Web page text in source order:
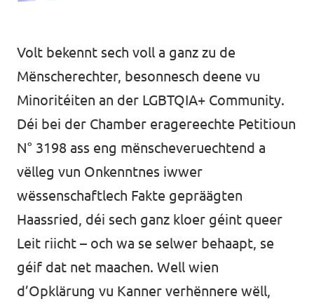
Volt bekennt sech voll a ganz zu de
Mënscherechter, besonnesch deene vu
Minoritéiten an der LGBTQIA+ Community.
Déi bei der Chamber eragereechte Petitioun
N° 3198 ass eng mënscheveruechtend a
vëlleg vun Onkenntnes iwwer
wëssenschaftlech Fakte gepräägten
Haassried, déi sech ganz kloer géint queer
Leit riicht – och wa se selwer behaapt, se
géif dat net maachen. Well wien
d’Opklärung vu Kanner verhënnere wëll,